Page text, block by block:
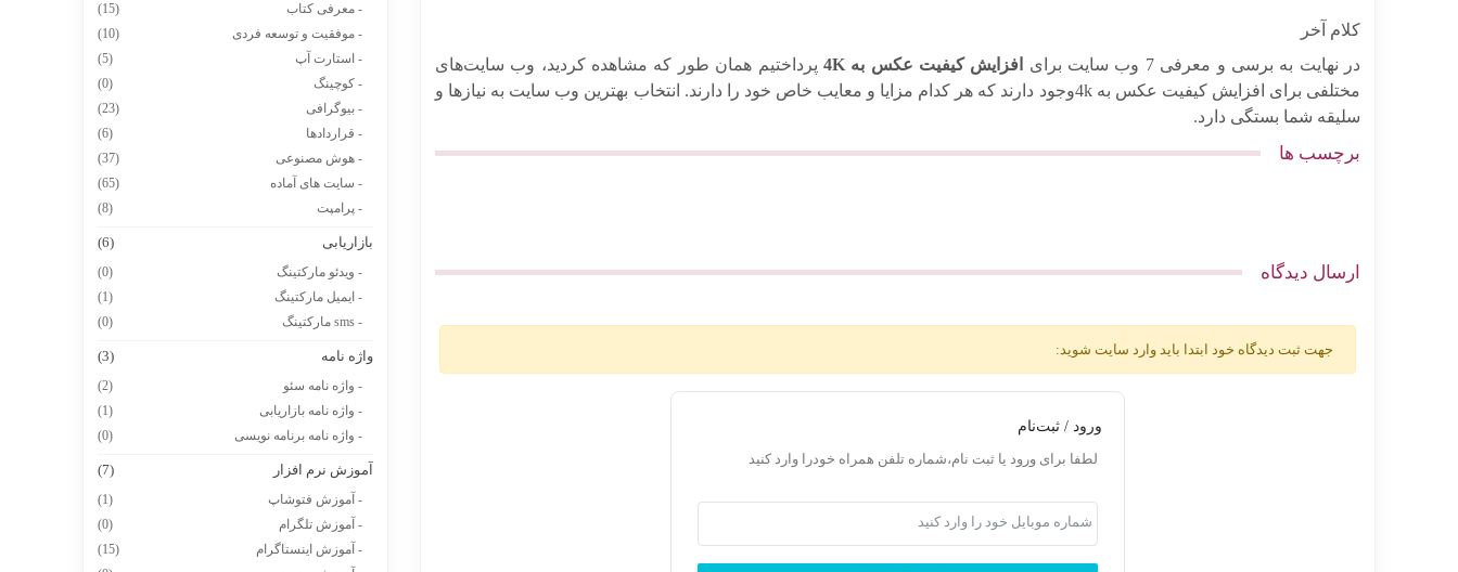
کلام آخر
در نهایت به برسی و معرفی 7 وب سایت برای
افزایش کیفیت عکس به 4K
پرداختیم همان طور که مشاهده کردید، وب سایت‌های
مختلفی برای افزایش کیفیت عکس به 4kوجود دارند که هر کدام مزایا و معایب خاص خود را دارند. انتخاب بهترین وب سایت به نیازها و
سلیقه شما بستگی دارد.
برچسب ها
ارسال دیدگاه
جهت ثبت دیدگاه خود ابتدا باید وارد سایت شوید:
ورود / ثبت‌نام
لطفا برای ورود یا ثبت نام،شماره تلفن همراه خودرا وارد کنید
- معرفی کتاب
(15)
- موفقیت و توسعه فردی
(10)
- استارت آپ
(5)
- کوچینگ
(0)
- بیوگرافی
(23)
- قراردادها
(6)
- هوش مصنوعی
(37)
- سایت های آماده
(65)
- پرامپت
(8)
بازاریابی (6)
- ویدئو مارکتینگ
(0)
- ایمیل مارکتینگ
(1)
- sms مارکتینگ
(0)
واژه نامه (3)
- واژه نامه سئو
(2)
- واژه نامه بازاریابی
(1)
- واژه نامه برنامه نویسی
(0)
آموزش نرم افزار (7)
- آموزش فتوشاپ
(1)
- آموزش تلگرام
(0)
- آموزش اینستاگرام
(15)